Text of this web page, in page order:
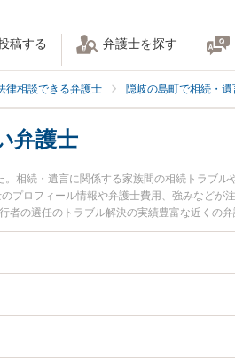
稿する 弁護士を探す
律相談できる弁護士 隠岐の島町で相続・
弁護士
相続・遺言に関係する家族間の相続トラブ
プロフィール情報や弁護士費用、強みなどが
の選任のトラブル解決の実績豊富な近くの
相談者さんにおすすめです。